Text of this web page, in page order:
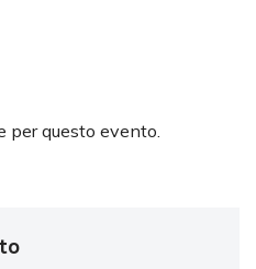
per questo evento.